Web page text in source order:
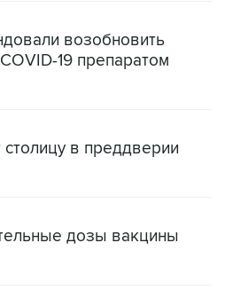
возобновить
19 препаратом
в преддверии
дозы вакцины